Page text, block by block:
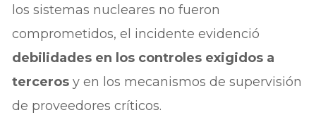
los sistemas nucleares no fueron
comprometidos, el incidente evidenció
debilidades en los controles exigidos a
terceros y en los mecanismos de supervisión
de proveedores críticos.